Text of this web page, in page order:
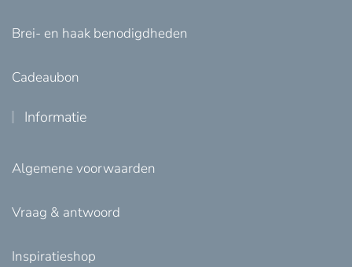
Brei- en haak benodigdheden
Cadeaubon
Informatie
Algemene voorwaarden
Vraag & antwoord
Inspiratieshop